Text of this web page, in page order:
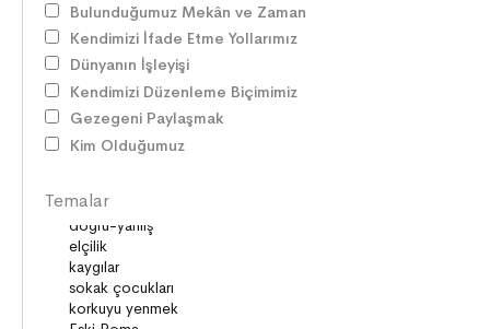
DİLİMİZİN ZENGİNLİĞİ
SAĞLIK
OKUMA KÜLTÜRÜ
GELENEKLER
DESTANLAR
SANAT
DEĞERLERİMİZ
ÇOCUK DÜNYASI
TARİH
Bulunduğumuz Mekân ve Zaman
Kendimizi İfade Etme Yollarımız
Dünyanın İşleyişi
Kendimizi Düzenleme Biçimimiz
Gezegeni Paylaşmak
Kim Olduğumuz
Temalar